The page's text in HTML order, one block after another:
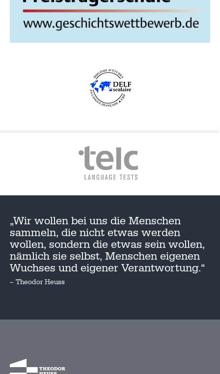
„Wir wollen bei uns die Menschen
sammeln, die nicht etwas werden
wollen, sondern die etwas sein wollen,
nämlich sie selbst, Menschen eigenen
Wuchses und eigener Verantwortung.“
– Theodor Heuss